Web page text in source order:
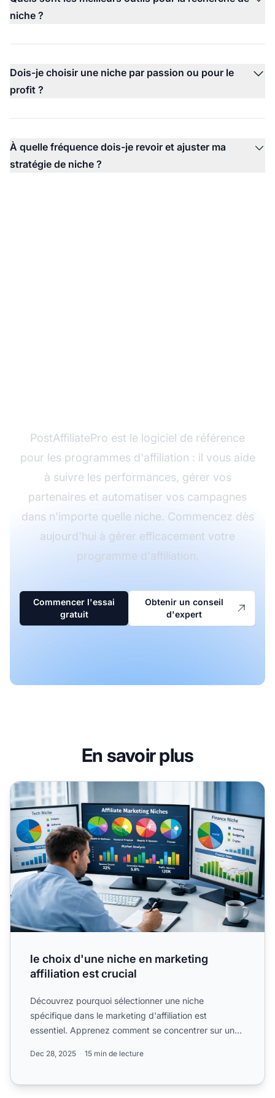
niche ?
Dois-je choisir une niche par passion ou pour le
profit ?
À quelle fréquence dois-je revoir et ajuster ma
stratégie de niche ?
PostAffiliatePro est le logiciel de référence
pour les programmes d'affiliation : il vous aide
à suivre les performances, gérer vos
partenaires et automatiser vos campagnes
dans n'importe quelle niche. Commencez dès
aujourd'hui à gérer efficacement votre
programme d'affiliation.
Commencer l'essai
gratuit
Obtenir un conseil
d'expert
En savoir plus
le choix d'une niche en marketing affiliation est crucial
le choix d'une niche en marketing
affiliation est crucial
Découvrez pourquoi sélectionner une niche
spécifique dans le marketing d'affiliation est
essentiel. Apprenez comment se concentrer sur une
Dec 28, 2025 15 min de lecture